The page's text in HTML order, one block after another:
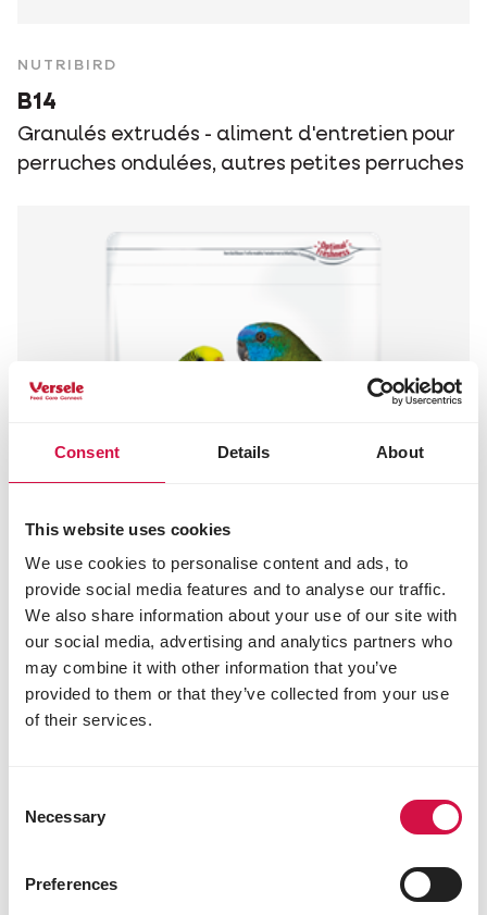
Consent Details About
This website uses cookies
We use cookies to personalise content and ads, to
provide social media features and to analyse our traffic.
We also share information about your use of our site with
our social media, advertising and analytics partners who
may combine it with other information that you’ve
provided to them or that they’ve collected from your use
of their services.
Selection
Necessary
Preferences
NUTRIBIRD
B14
Granulés extrudés - aliment d'entretien pour
perruches ondulées, autres petites perruches